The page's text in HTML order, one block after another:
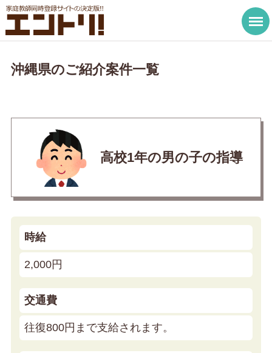
沖縄県のご紹介案件一覧
高校1年の男の子の指導
時給
2,000円
交通費
往復800円まで支給されます。